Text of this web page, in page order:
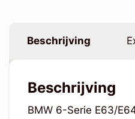
Beschrijving
Beschrijving
BMW 6-Serie E63/